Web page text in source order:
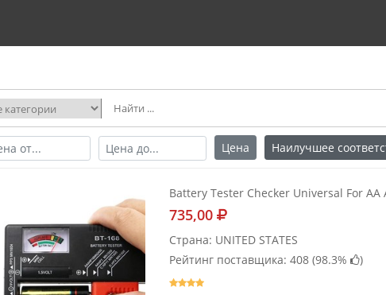
Цена Наилучшее
Battery Tester Checker Universal For AA
735,00
Страна: UNITED STATES
Рейтинг поставщика: 408 (98.3% )